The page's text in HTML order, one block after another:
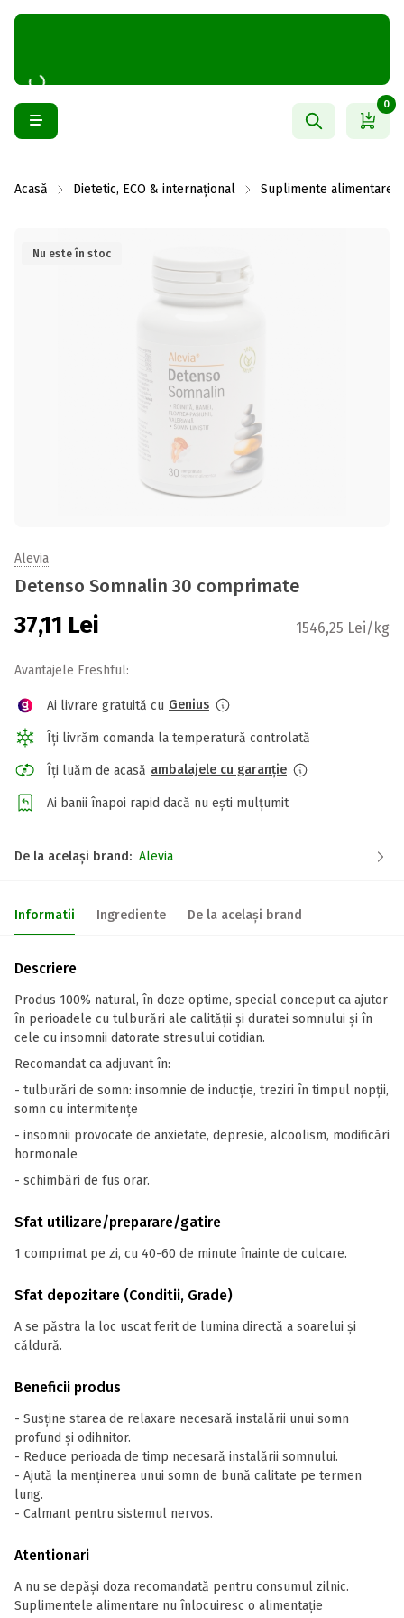
0
Acasă Dietetic, ECO & internațional Suplimente alimentare
Nu este în stoc
Alevia
Detenso Somnalin 30 comprimate
37,11 Lei 1546,25 Lei/kg
Avantajele Freshful:
Ai livrare gratuită cu Genius
Îți livrăm comanda la temperatură controlată
Îți luăm de acasă ambalajele cu garanție
Ai banii înapoi rapid dacă nu ești mulțumit
De la același brand: Alevia
Informatii Ingrediente De la același brand
Descriere
Produs 100% natural, în doze optime, special conceput ca ajutor
în perioadele cu tulburări ale calității și duratei somnului și în
cele cu insomnii datorate stresului cotidian.
Recomandat ca adjuvant în:
- tulburări de somn: insomnie de inducție, treziri în timpul nopții,
somn cu intermitențe
- insomnii provocate de anxietate, depresie, alcoolism, modificări
hormonale
- schimbări de fus orar.
Sfat utilizare/preparare/gatire
1 comprimat pe zi, cu 40-60 de minute înainte de culcare.
Sfat depozitare (Conditii, Grade)
A se păstra la loc uscat ferit de lumina directă a soarelui și
căldură.
Beneficii produs
- Susține starea de relaxare necesară instalării unui somn
profund și odihnitor.
- Reduce perioada de timp necesară instalării somnului.
- Ajută la menținerea unui somn de bună calitate pe termen
lung.
- Calmant pentru sistemul nervos.
Atentionari
A nu se depăși doza recomandată pentru consumul zilnic.
Suplimentele alimentare nu înlocuiresc o alimentație